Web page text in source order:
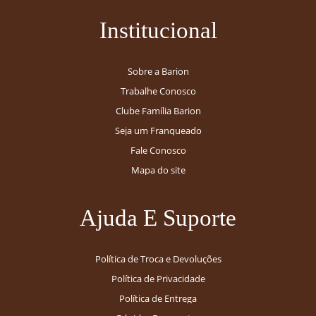
Institucional
Sobre a Barion
Trabalhe Conosco
Clube Família Barion
Seja um Franqueado
Fale Conosco
Mapa do site
Ajuda E Suporte
Política de Troca e Devoluções
Política de Privacidade
Política de Entrega